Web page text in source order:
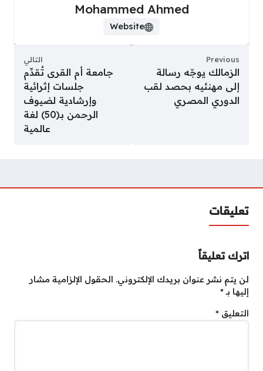
Mohammed Ahmed
Website
Previous
الزمالك يوجّه رسالة
إلى مهنئيه بحصد لقب
الدوري المصري
التالي
جامعة أم القرى تُقدِّم
جلسات إثرائية
وإرشادية لضيوف
الرحمن بـ(50) لغة
عالمية
تعليقات
اترك تعليقاً
لن يتم نشر عنوان بريدك الإلكتروني. الحقول الإلزامية مشار
إليها بـ*
التعليق *